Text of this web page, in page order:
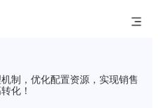
制，优化配置资源，实现销售
化！